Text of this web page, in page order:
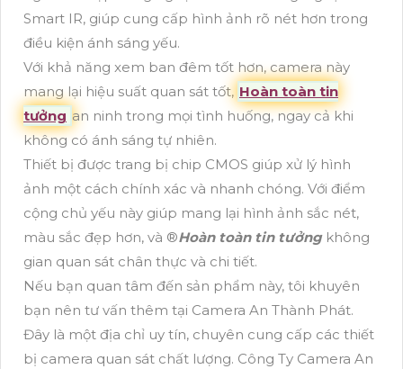
Smart IR, giúp cung cấp hình ảnh rõ nét hơn trong
điều kiện ánh sáng yếu.
Với khả năng xem ban đêm tốt hơn, camera này
mang lại hiệu suất quan sát tốt, Hoàn toàn tin
tưởng an ninh trong mọi tình huống, ngay cả khi
không có ánh sáng tự nhiên.
Thiết bị được trang bị chip CMOS giúp xử lý hình
ảnh một cách chính xác và nhanh chóng. Với điểm
cộng chủ yếu này giúp mang lại hình ảnh sắc nét,
màu sắc đẹp hơn, và ®️Hoàn toàn tin tưởngkhông
gian quan sát chân thực và chi tiết.
Nếu bạn quan tâm đến sản phẩm này, tôi khuyên
bạn nên tư vấn thêm tại Camera An Thành Phát.
Đây là một địa chỉ uy tín, chuyên cung cấp các thiết
bị camera quan sát chất lượng. Công Ty Camera An